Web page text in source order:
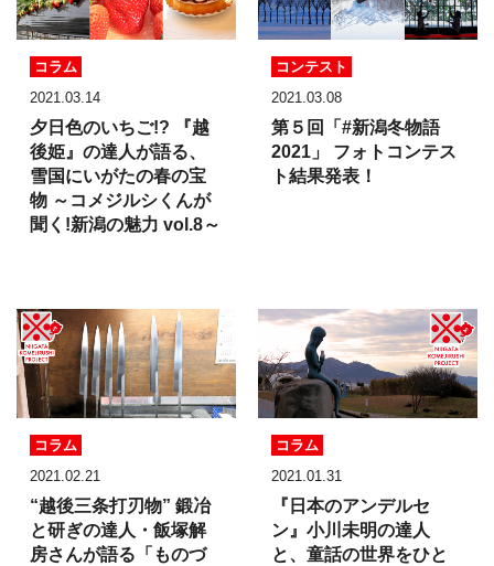
コラム
2021.03.14
夕日色のいちご!? 『越
後姫』の達人が語る、
雪国にいがたの春の宝
物 ～コメジルシくんが
聞く!新潟の魅力 vol.8～
コンテスト
2021.03.08
第５回「#新潟冬物語
2021」 フォトコンテス
ト結果発表！
コラム
2021.02.21
“越後三条打刃物” 鍛冶
と研ぎの達人・飯塚解
房さんが語る「ものづ
コラム
2021.01.31
『日本のアンデルセ
ン』小川未明の達人
と、童話の世界をひと